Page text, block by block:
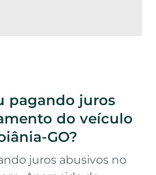
pagando juros
do veículo
GO?
juros abusivos no